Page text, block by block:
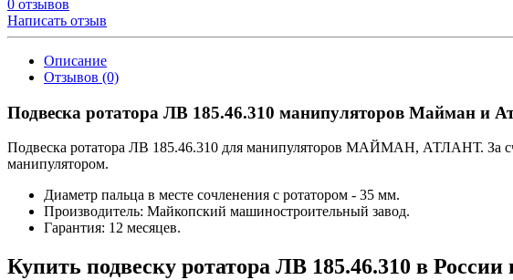
0 отзывов
Написать отзыв
Описание
Отзывов (0)
Подвеска ротатора ЛВ 185.46.310 манипуляторов Майман и
Подвеска ротатора ЛВ 185.46.310 для манипуляторов МАЙМАН, АТЛАНТ. За
манипулятором.
Диаметр пальца в месте сочленения с ротатором - 35 мм.
Производитель: Майкопский машиностроительный завод.
Гарантия: 12 месяцев.
Купить подвеску ротатора ЛВ 185.46.310 в России